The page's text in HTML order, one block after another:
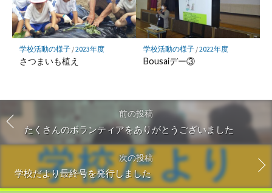
学校活動の様子/2023年度
さつまいも植え
学校活動の様子/2022年度
Bousaiデー③
前の投稿
たくさんのボランティアをありがとうございました
次の投稿
学校だより最終号を発行しました